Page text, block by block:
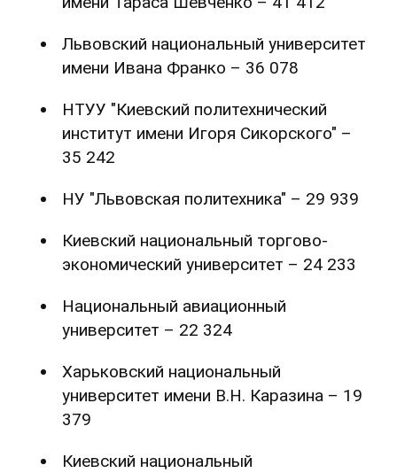
Львовский национальный университет
имени Ивана Франко – 36 078
НТУУ "Киевский политехнический
институт имени Игоря Сикорского" –
35 242
НУ "Львовская политехника" – 29 939
Киевский национальный торгово-
экономический университет – 24 233
Национальный авиационный
университет – 22 324
Харьковский национальный
университет имени В.Н. Каразина – 19
379
Киевский национальный